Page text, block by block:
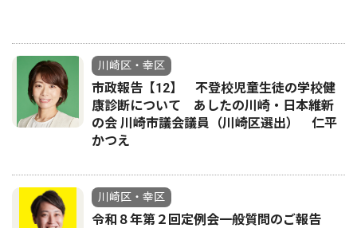
川崎区・幸区
市政報告【12】 不登校児童生徒の学校健
康診断について あしたの川崎・日本維新
の会 川崎市議会議員（川崎区選出） 仁平
かつえ
川崎区・幸区
令和８年第２回定例会一般質問のご報告